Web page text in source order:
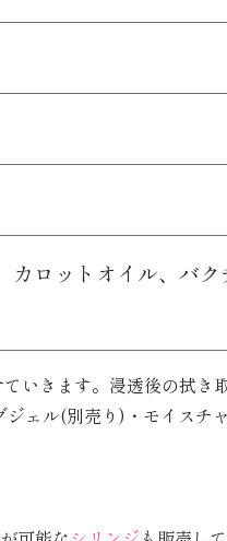
カロットオイル、 バク
いきます。浸透後の拭き
ェル(別売り)・モイスチ